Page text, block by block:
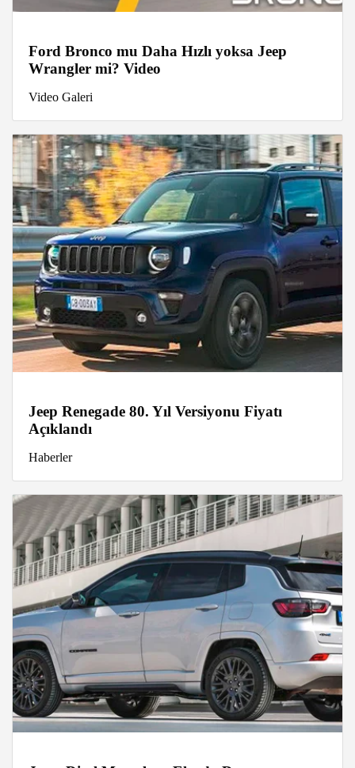
Ford Bronco mu Daha Hızlı yoksa Jeep
Wrangler mi? Video
Video Galeri
Jeep Renegade 80. Yıl Versiyonu Fiyatı
Açıklandı
Haberler